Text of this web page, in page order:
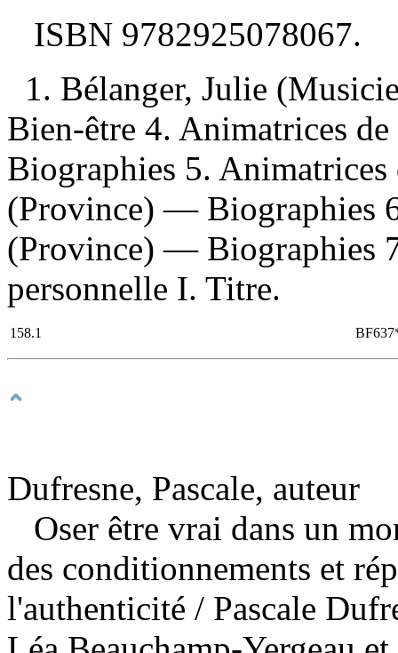
ISBN 9782925078067.
1. Bélanger, Julie
Bien-être 4. Animatrices
Biographies 5.
(Province) — Biographies
(Province) — Biographies
personnelle I. Titre.
158.1
Dufresne, Pascale, auteur
Oser être vrai dans un
des conditionnements et
l'authenticité / Pascale